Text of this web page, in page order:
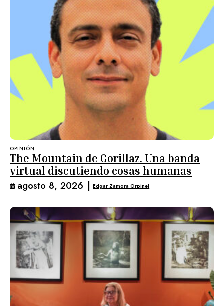
OPINIÓN
The Mountain de Gorillaz. Una banda
virtual discutiendo cosas humanas
agosto 8, 2026 | Edgar Zamora Orpinel